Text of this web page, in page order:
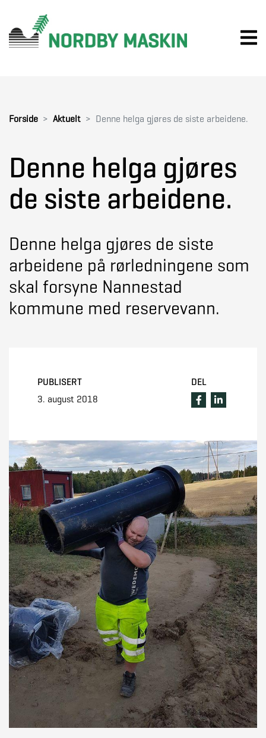
Forside Aktuelt Denne helga gjøres de siste arbeidene.
Denne helga gjøres
de siste arbeidene.
Denne helga gjøres de siste
arbeidene på rørledningene som
skal forsyne Nannestad
kommune med reservevann.
PUBLISERT
3. august 2018
DEL